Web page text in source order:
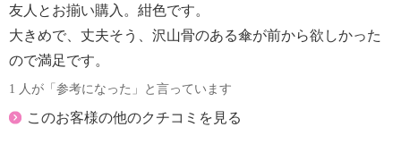
友人とお揃い購入。紺色です。
大きめで、丈夫そう、沢山骨のある傘が前から欲しかった
ので満足です。
1 人が「参考になった」と言っています
このお客様の他のクチコミを見る